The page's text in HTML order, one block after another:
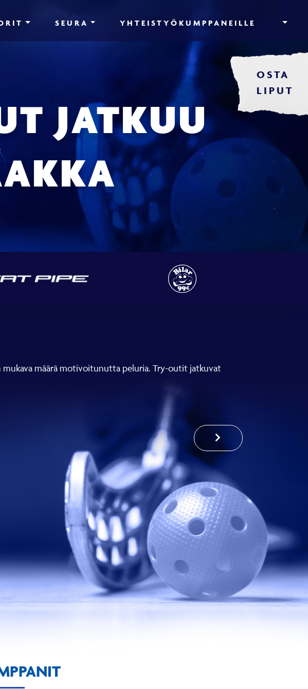
SEURA YHTEISTYÖKUMPPANEILLE
OSTA
LIPUT
JATKUU
mukava määrä motivoitunutta peluria. Try-outit jatkuvat